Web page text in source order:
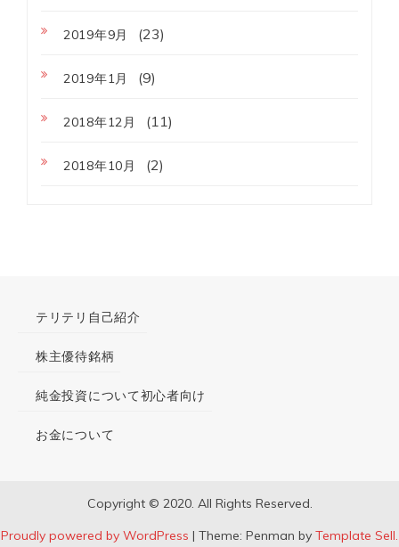
2019年9月 (23)
2019年1月 (9)
2018年12月 (11)
2018年10月 (2)
テリテリ自己紹介
株主優待銘柄
純金投資について初心者向け
お金について
Copyright © 2020. All Rights Reserved.
Proudly powered by WordPress | Theme: Penman by Template Sell.